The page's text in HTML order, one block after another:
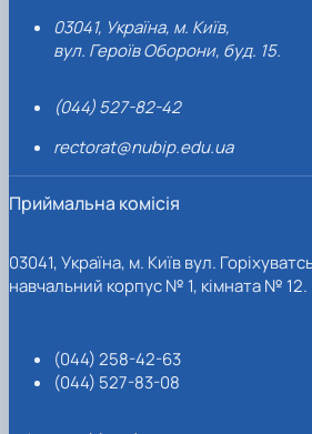
03041, Україна, м. Київ,
вул. Героїв Оборони, буд. 15.
(044) 527-82-42
rectorat@nubip.edu.ua
Приймальна комісія
03041, Україна, м. Київ вул.
навчальний корпус № 1, кімната № 12.
(044) 258-42-63
(044) 527-83-08